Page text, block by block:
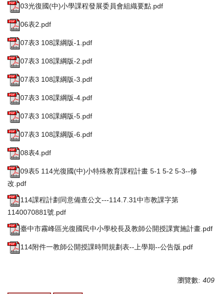
03光復國(中)小學課程發展委員會組織要點.pdf
06表2.pdf
07表3 108課綱版-1.pdf
07表3 108課綱版-2.pdf
07表3 108課綱版-3.pdf
07表3 108課綱版-4.pdf
07表3 108課綱版-5.pdf
07表3 108課綱版-6.pdf
08表4.pdf
09表5 114光復國(中)小特殊教育課程計畫 5-1 5-2 5-3--修
改.pdf
114課程計劃同意備查公文---114.7.31中市教課字第
1140070881號.pdf
臺中市霧峰區光復國民中小學校長及教師公開授課實施計畫.pdf
114附件一教師公開授課時間規劃表--上學期--公告版.pdf
瀏覽數: 409